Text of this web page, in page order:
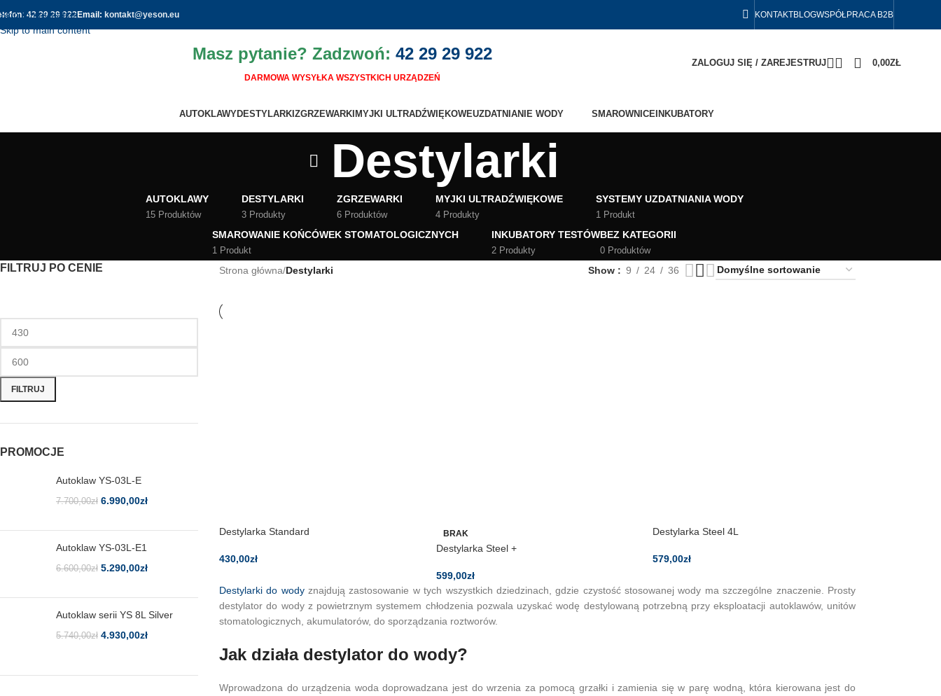
Skip to navigation
Skip to main content
42 29 29 922Email: kontakt@yeson.eu KONTAKTBLOGWSPÓŁPRACA B2B
Masz pytanie? Zadzwoń: 42 29 29 922
DARMOWA WYSYŁKA WSZYSTKICH URZĄDZEŃ
ZALOGUJ SIĘ / ZAREJESTRUJ 0,00ZŁ
AUTOKLAWYDESTYLARKIZGRZEWARKI MYJKI ULTRADŹWIĘKOWEUZDATNIANIE WODY SMAROWNICE INKUBATORY
Destylarki
AUTOKLAWY
15 Produktów
DESTYLARKI
3 Produkty
ZGRZEWARKI
6 Produktów
MYJKI ULTRADŹWIĘKOWE
4 Produkty
SYSTEMY UZDATNIANIA WODY
1 Produkt
SMAROWANIE KOŃCÓWEK STOMATOLOGICZNYCH
1 Produkt
INKUBATORY TESTÓW
2 Produkty
BEZ KATEGORII
0 Produktów
FILTRUJ PO CENIE
FILTRUJ
PROMOCJE
Autoklaw YS-03L-E
7.700,00zł 6.990,00zł
Autoklaw YS-03L-E1
6.600,00zł 5.290,00zł
Autoklaw serii YS 8L Silver
5.740,00zł 4.930,00zł
Strona główna/Destylarki Show 9 24 36
Destylarka Standard
430,00zł
BRAK
Destylarka Steel +
599,00zł
Destylarka Steel 4L
579,00zł
Destylarki do wodyznajdują zastosowanie w tych wszystkich dziedzinach, gdzie czystość stosowanej wody ma szczególne znaczenie. Prosty
destylator do wody z powietrznym systemem chłodzenia pozwala uzyskać wodę destylowaną potrzebną przy eksploatacji autoklawów, unitów
stomatologicznych, akumulatorów, do sporządzania roztworów.
Jak działa destylator do wody?
Wprowadzona do urządzenia woda doprowadzana jest do wrzenia za pomocą grzałki i zamienia się w parę wodną, która kierowana jest do